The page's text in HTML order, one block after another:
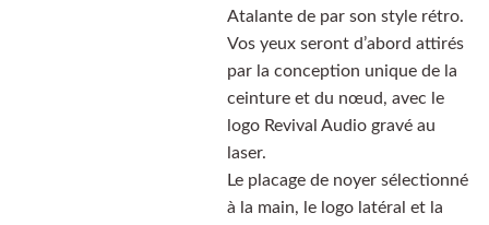
Atalante de par son style rétro.
Vos yeux seront d’abord attirés
par la conception unique de la
ceinture et du nœud, avec le
logo Revival Audio gravé au
laser.
Le placage de noyer sélectionné
à la main, le logo latéral et la